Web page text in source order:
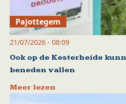
Pajottegem
21/07/2026 - 08:09
Ook op de Kesterheide
beneden vallen
Meer lezen